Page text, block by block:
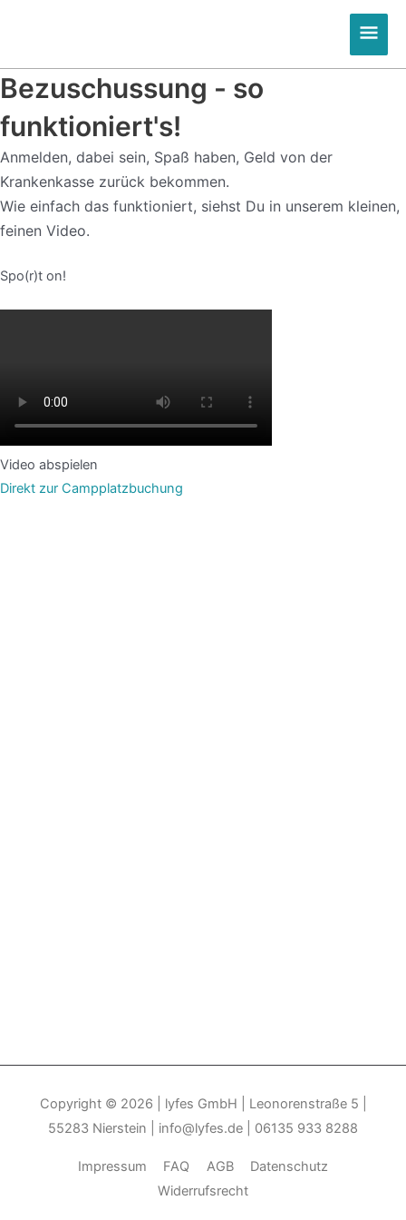
Bezuschussung - so
funktioniert's!
Anmelden, dabei sein, Spaß haben, Geld von der
Krankenkasse zurück bekommen.
Wie einfach das funktioniert, siehst Du in unserem kleinen,
feinen Video.
Spo(r)t on!
Video abspielen
Direkt zur Campplatzbuchung
Copyright © 2026
| lyfes GmbH | Leonorenstraße 5 |
55283 Nierstein | info@lyfes.de | 06135 933 8288
Impressum FAQ AGB
Datenschutz
Widerrufsrecht